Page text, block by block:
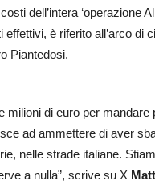
dell’intera ‘operazione
è riferito all’arco di
Piantedosi.
milioni di euro per
ad ammettere di aver
nelle strade italiane.
a nulla”, scrive su X